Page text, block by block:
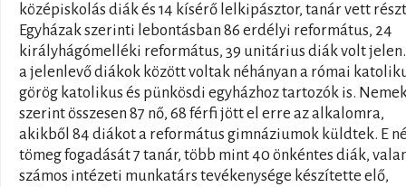
középiskolás diák és 14 kísérő lelkipásztor, tanár vett
Egyházak szerinti lebontásban 86 erdélyi református, 24
királyhágómelléki református, 39 unitárius diák volt
a jelenlevő diákok között voltak néhányan a római
görög katolikus és pünkösdi egyházhoz tartozók is.
szerint összesen 87 nő, 68 férfi jött el erre az alkalomra,
akikből 84 diákot a református gimnáziumok küldtek. E
tömeg fogadását 7 tanár, több mint 40 önkéntes diák,
számos intézeti munkatárs tevékenysége készítette elő,